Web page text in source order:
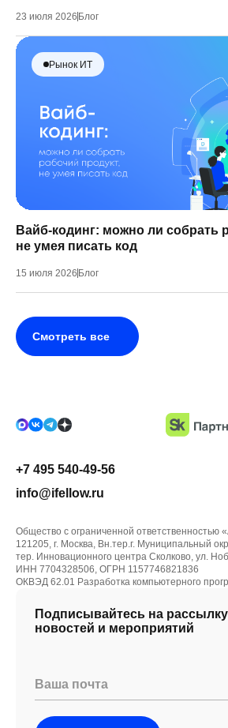
23 июля 2026 Блог
Рынок ИТ
Вайб-кодинг: можно ли собрать
не умея писать код
15 июля 2026 Блог
Смотреть все
Подписывайтесь на
новостей и мероприятий
Ваша почта
+7 495 540-49-56
info@ifellow.ru
Общество с ограниченной ответственностью
121205, г. Москва, Вн.тер.г. Муниципальный
тер. Инновационного центра Сколково, ул.
ИНН 7704328506, ОГРН 1157746821836
ОКВЭД 62.01 Разработка компьютерного